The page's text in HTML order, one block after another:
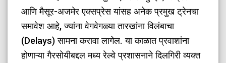
आणि मैसूर-अजमेर एक्सप्रेस यांसह अनेक प्रमुख ट्रेनचा
समावेश आहे, ज्यांना वेगवेगळ्या तारखांना विलंबाचा
(Delays) सामना करावा लागेल. या काळात प्रवाशांना
होणाऱ्या गैरसोयीबद्दल मध्य रेल्वे प्रशासनाने दिलगिरी व्यक्त